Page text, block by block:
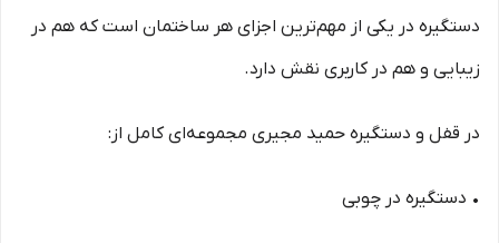
دستگیره در یکی از مهم‌ترین اجزای هر ساختمان است که هم در
زیبایی و هم در کاربری نقش دارد.
در قفل و دستگیره حمید مجیری مجموعه‌ای کامل از:
• دستگیره در چوبی